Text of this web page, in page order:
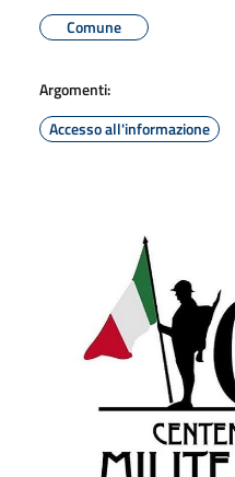
Comune
Argomenti:
Accesso all'informazione